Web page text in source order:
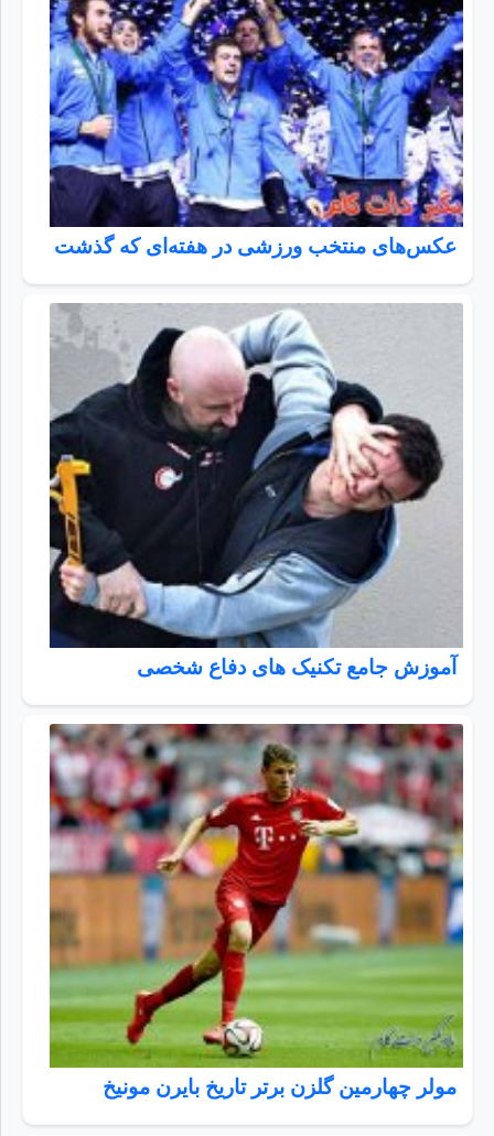
عکس‌های منتخب ورزشی در هفته‌ای که گذشت
آموزش جامع تکنیک های دفاع شخصی
مولر چهارمین گلزن برتر تاریخ بایرن مونیخ